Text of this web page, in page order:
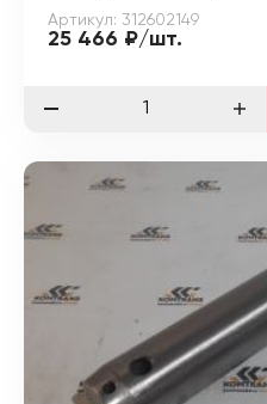
Артикул: 312602149
25 466 ₽/шт.